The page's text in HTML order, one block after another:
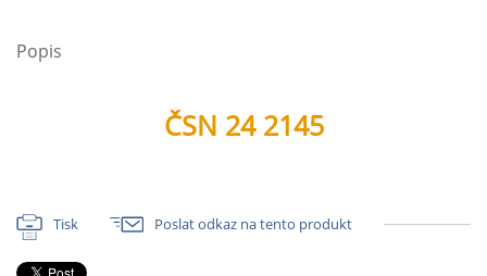
Popis
ČSN 24 2145
Tisk Poslat odkaz na tento produkt